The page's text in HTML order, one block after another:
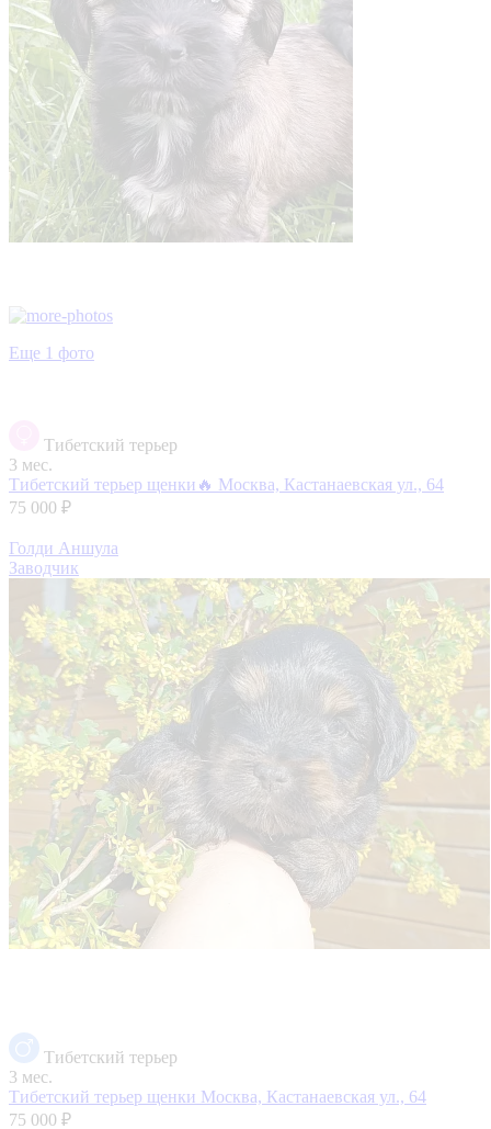
Еще 1 фото
Тибетский терьер
3 мес.
Тибетский терьер щенки🔥 Москва, Кастанаевская ул., 64
75 000 ₽
Голди Аншула
Заводчик
Тибетский терьер
3 мес.
Тибетский терьер щенки Москва, Кастанаевская ул., 64
75 000 ₽